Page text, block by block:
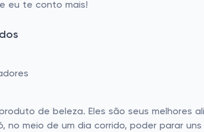
eu te conto mais!
de beleza. Eles são seus melhores
no meio de um dia corrido, poder parar